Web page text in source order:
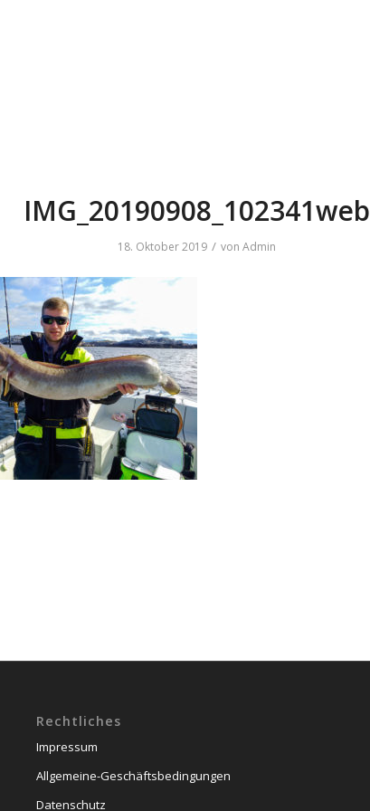
IMG_20190908_102341web
18. Oktober 2019 / von Admin
Rechtliches
Impressum
Allgemeine-Geschäftsbedingungen
Datenschutz